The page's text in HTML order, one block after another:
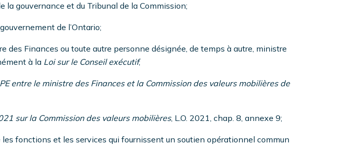
la gouvernance et du Tribunal de la Commission;
de l’Ontario;
des Finances ou toute autre personne désignée, de temps à autre, ministre
à la Loi sur le Conseil exécutif;
PE entre le ministre des Finances et la Commission des valeurs mobilières de
sur la Commission des valeurs mobilières, L.O. 2021, chap. 8, annexe 9;
les fonctions et les services qui fournissent un soutien opérationnel commun